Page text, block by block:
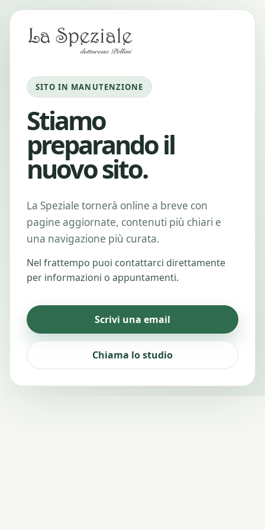
SITO IN MANUTENZIONE
Stiamo
preparando il
nuovo sito.
La Speziale tornerà online a breve con
pagine aggiornate, contenuti più chiari e
una navigazione più curata.
Nel frattempo puoi contattarci direttamente
per informazioni o appuntamenti.
Scrivi una email
Chiama lo studio